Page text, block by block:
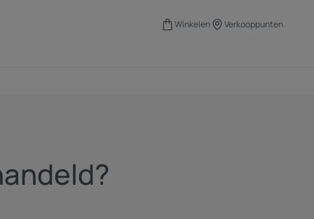
Winkelen Verkooppunten